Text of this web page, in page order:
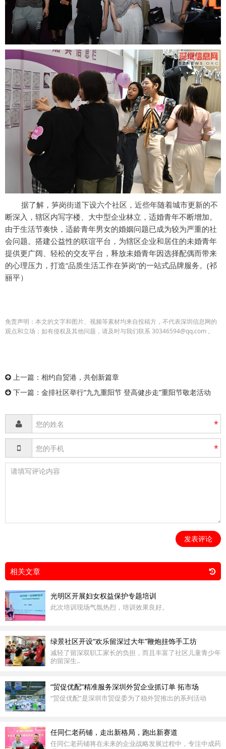
据了解，笋岗街道下设六个社区，近些年随着城市更新的不
断深入，辖区内写字楼、大中型企业林立，适婚青年不断增加。
由于生活节奏快，适龄青年男女的婚姻问题已成为较为严重的社
会问题。搭建公益性的联谊平台，为辖区企业和居住的未婚青年
提供更广阔、轻松的交友平台，释放未婚青年因选择配偶而带来
的心理压力，打造“品质生活工作在笋岗”的一站式品牌服务。(祁
丽平）
免责声明：本文的文字和图片、视频等素材均来自投稿方，不代表深圳信息网的
观点和立场；如有侵权及其他问题，请及时与我们联系 30346594@qq.com 。
上一篇： 相约自贸港，共创新篇章
下一篇： 金排社区举行“九九重阳节 登高健步走”重阳节敬老活动
*
*
发表评论
相关文章
光明区开展妇女权益保护专题培训
此次培训现场气氛热烈，培训效果良好。
绿景社区开设“欢乐留深过大年”鞭炮挂饰手工坊
减轻了留深双职工家长的负担，而且丰富了社区儿童青少年
的留深生..
“贸促优配”精准服务深圳外贸企业抓订单 拓市场
“贸促优配”是深圳市贸促委为了稳外贸推出的系列活动
任同仁老药铺，走出新格局，跑出新赛道
任同仁老药铺将在未来的企业战略发展过程中，专注中成药